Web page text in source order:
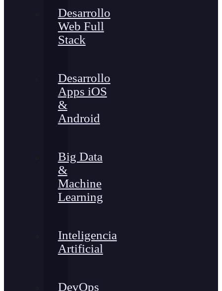
Desarrollo
Web Full
Stack
Desarrollo
Apps iOS
&
Android
Big Data
&
Machine
Learning
Inteligencia
Artificial
DevOps